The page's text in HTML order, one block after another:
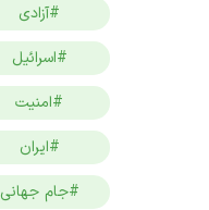
#آزادی
#اسرائیل
#امنیت
#ایران
#جام جهانی